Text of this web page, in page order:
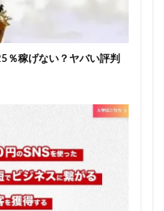
％稼げない？ヤバい評判